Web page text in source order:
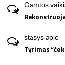
Gamtos
stasys apie
Tyrimas